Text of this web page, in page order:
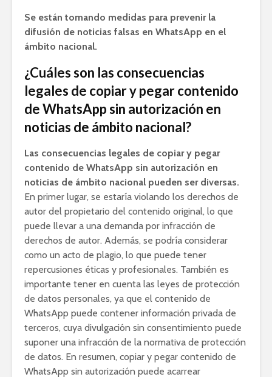
Se están tomando medidas para prevenir la
difusión de noticias falsas en WhatsApp en el
ámbito nacional.
¿Cuáles son las consecuencias
legales de copiar y pegar contenido
de WhatsApp sin autorización en
noticias de ámbito nacional?
Las consecuencias legales de copiar y pegar
contenido de WhatsApp sin autorización en
noticias de ámbito nacional pueden ser diversas.
En primer lugar, se estaría violando los derechos de
autor del propietario del contenido original, lo que
puede llevar a una demanda por infracción de
derechos de autor. Además, se podría considerar
como un acto de plagio, lo que puede tener
repercusiones éticas y profesionales. También es
importante tener en cuenta las leyes de protección
de datos personales, ya que el contenido de
WhatsApp puede contener información privada de
terceros, cuya divulgación sin consentimiento puede
suponer una infracción de la normativa de protección
de datos. En resumen, copiar y pegar contenido de
WhatsApp sin autorización puede acarrear